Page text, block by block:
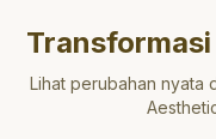
Lihat perubahan nyata